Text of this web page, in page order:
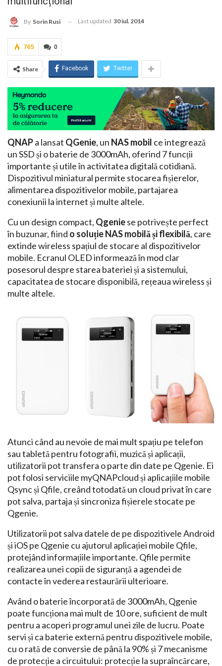
By Sorin Rusi Last updated 30 iul. 2014
0
765
Share Facebook Twitter
QNAPa lansat QGenie, un NAS mobil ce integrează
un SSD și o baterie de 3000mAh, oferind 7 funcții
importante și utile în activitatea digitală cotidiană.
Dispozitivul miniatural permite stocarea fișierelor,
alimentarea dispozitivelor mobile, partajarea
conexiunii la internet și multe altele.
Cu un design compact, Qgeniese potrivește perfect
în buzunar, fiind o soluție NAS mobilă și flexibilă, care
extinde wireless spațiul de stocare al dispozitivelor
mobile. Ecranul OLED informează în mod clar
posesorul despre starea bateriei și a sistemului,
capacitatea de stocare disponibilă, rețeaua wireless și
multe altele.
Atunci când au nevoie de mai mult spațiu pe telefon
sau tabletă pentru fotografii, muzică și aplicații,
utilizatorii pot transfera o parte din date pe Qgenie. Ei
pot folosi serviciile myQNAPcloud și aplicațiile mobile
Qsync și Qfile, creând totodată un cloud privat în care
pot salva, partaja și sincroniza fișierele stocate pe
Qgenie.
Utilizatorii pot salva datele de pe dispozitivele Android
și iOS pe Qgenie cu ajutorul aplicației mobile Qfile,
protejând informațiile importante. Qfile permite
realizarea unei copii de siguranță a agendei de
contacte în vederea restaurării ulterioare.
Având o baterie încorporată de 3000mAh, Qgenie
poate funcționa mai mult de 10 ore, suficient de mult
pentru a acoperi programul unei zile de lucru. Poate
servi și ca baterie externă pentru dispozitivele mobile,
cu o rată de conversie de până la 90% și 7 mecanisme
de protecție a circuitului: protecție la supraîncărcare,